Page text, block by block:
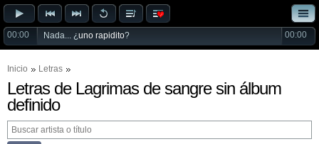
00:00 Nada... ¿uno rapidito? 00:00
Inicio Letras
Letras de Lagrimas de sangre sin álbum
definido